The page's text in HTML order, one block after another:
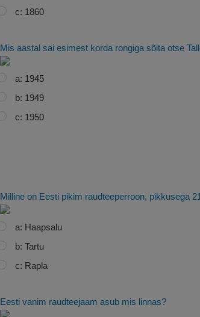
c: 1860
Mis aastal sai esimest korda rongiga sõita otse
a: 1945
b: 1949
c: 1950
Milline on Eesti pikim raudteeperroon, pikkusega
a: Haapsalu
b: Tartu
c: Rapla
Eesti vanim raudteejaam asub mis linnas?